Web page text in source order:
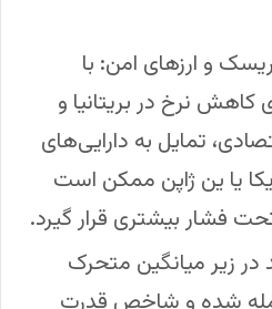
و ارزهای امن: با
کاهش نرخ در بریتانیا و
تمایل به دارایی‌های
یا ین ژاپن ممکن است
فشار بیشتری قرار گیرد.
در زیر میانگین متحرک
معامله شده و شاخص قدرت